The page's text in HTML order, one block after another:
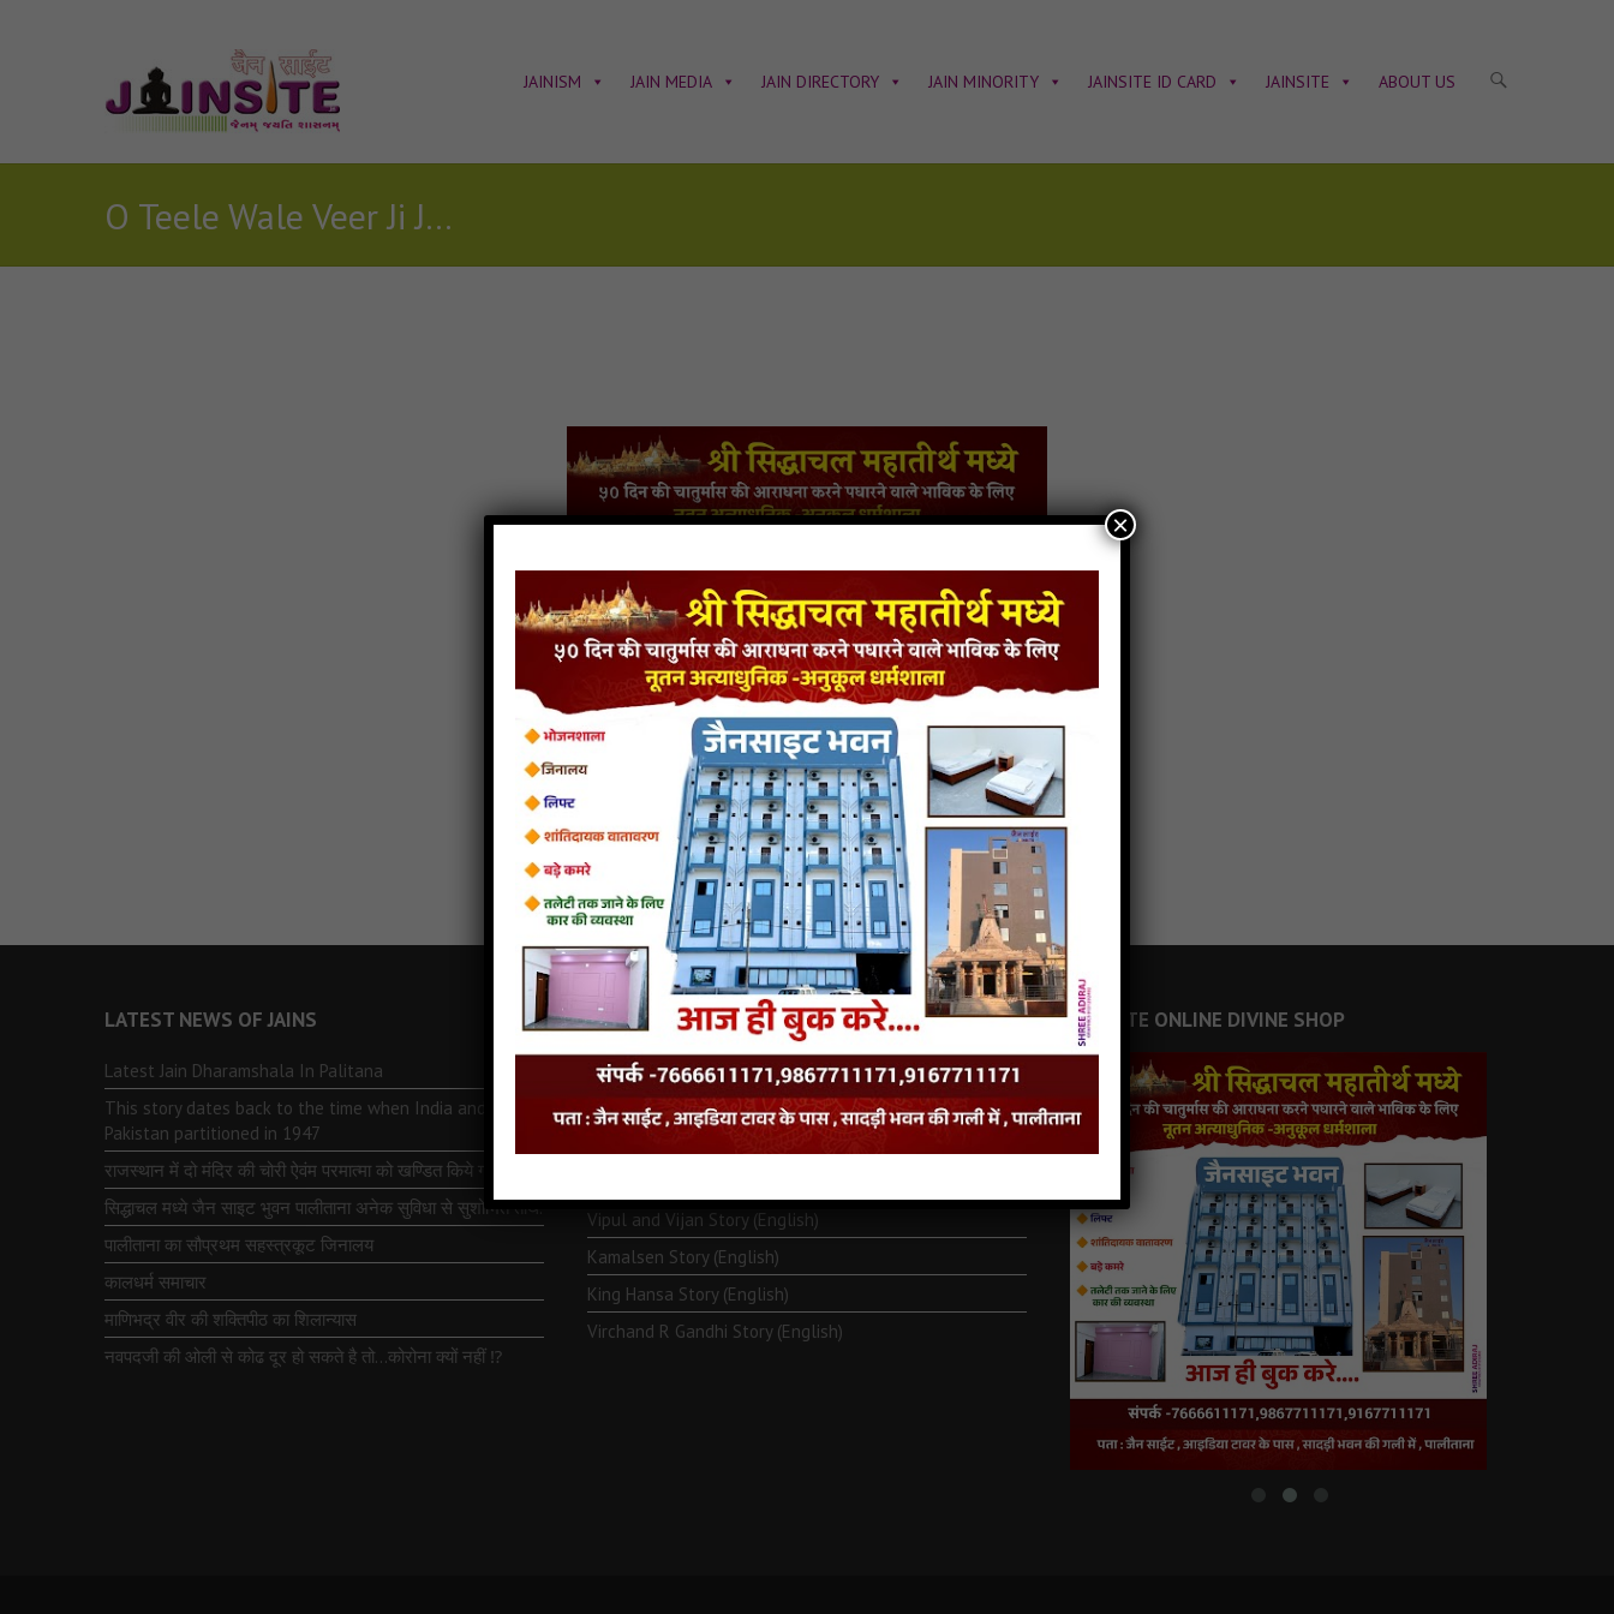
JAINISM JAIN MEDIA JAIN DIRECTORY JAIN MINORITY JAINSITE ID CARD JAINSITE ABOUT US
O Teele Wale Veer Ji Jay Ho Mahavir Ji jain mp3
LATEST NEWS OF JAINS
Latest Jain Dharamshala In Palitana
This story dates back to the time when India and
Pakistan partitioned in 1947
राजस्थान में दो मंदिर की चोरी ऐवंम परमात्मा को खण्डित किये गये
सिद्धाचल मध्ये जैन साइट भुवन पालीताना अनेक सुविधा से सुशोभित तीर्थ.
पालीताना का सौप्रथम सहस्त्रकूट जिनालय
कालधर्म समाचार
माणिभद्र वीर की शक्तिपीठ का शिलान्यास
नवपदजी की ओली से कोढ दूर हो सकते है तो…कोरोना क्यों नहीं ⁉️
LATEST JAINISM
The Jain Monk and his Saka saviours (English)
Monk Metarya (English)
Vipul and Vijan Story (English)
Kamalsen Story (English)
King Hansa Story (English)
Virchand R Gandhi Story (English)
JAINSITE ONLINE DIVINE SHOP
×